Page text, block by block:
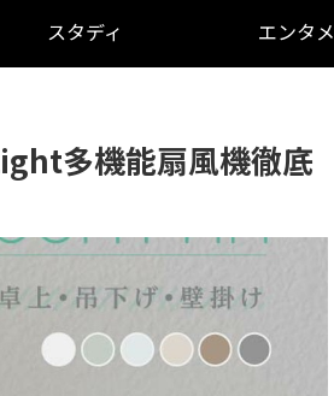
スタディ エンタメ
多機能扇風機徹底